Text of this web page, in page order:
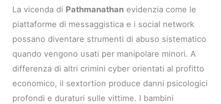
La vicenda di Pathmanathan evidenzia come le
piattaforme di messaggistica e i social network
possano diventare strumenti di abuso sistematico
quando vengono usati per manipolare minori. A
differenza di altri crimini cyber orientati al profitto
economico, il sextortion produce danni psicologici
profondi e duraturi sulle vittime. I bambini